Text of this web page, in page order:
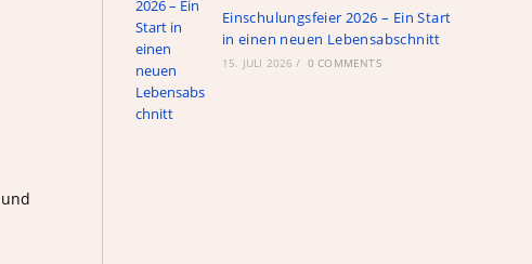
Einschulungsfeier 2026 – Ein Start
in einen neuen Lebensabschnitt
15. JULI 2026 / 0 COMMENTS